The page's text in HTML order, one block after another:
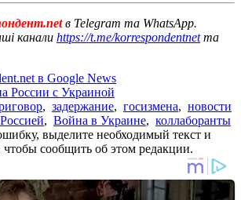
в Telegram та WhatsApp.
канали https://t.me/korrespondentnetта
в Google News
России с Украиной
, задержание, госизмена, новости
, Война в Украине, коллаборанты
выделите необходимый текст и
сообщить об этом редакции.